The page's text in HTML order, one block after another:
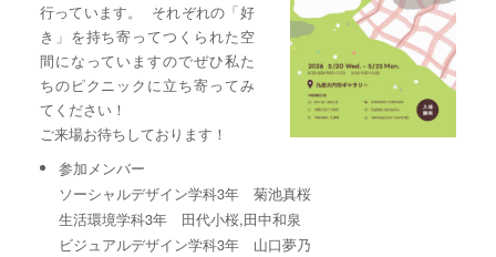
行っています。 それぞれの「好
き」を持ち寄ってつくられた空
間になっていますのでぜひ私た
ちのピクニックに立ち寄ってみ
てください！
ご来場お待ちしております！
参加メンバー
ソーシャルデザイン学科3年 菊池真桜
生活環境学科3年 田代小桜,田中和泉
ビジュアルデザイン学科3年 山口夢乃